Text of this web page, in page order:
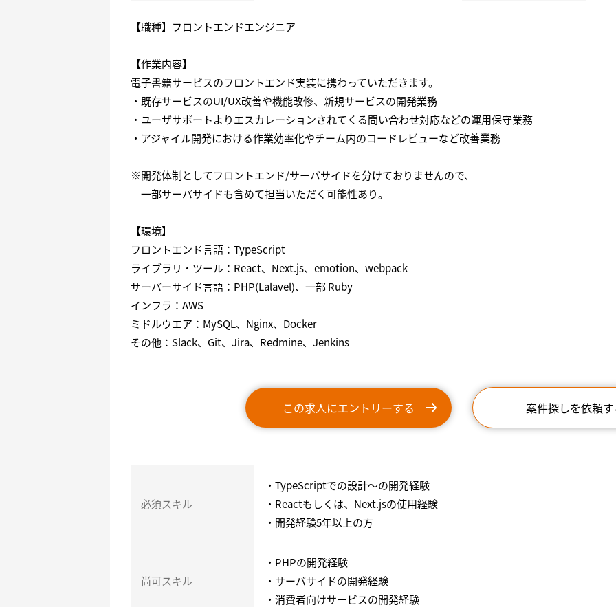
【職種】フロントエンドエンジニア
【作業内容】
電子書籍サービスのフロントエンド実装に携わっていただきます。
・既存サービスのUI/UX改善や機能改修、新規サービスの開発業務
・ユーザサポートよりエスカレーションされてくる問い合わせ対応などの運用保守業務
・アジャイル開発における作業効率化やチーム内のコードレビューなど改善業務
※開発体制としてフロントエンド/サーバサイドを分けておりませんので、
一部サーバサイドも含めて担当いただく可能性あり。
【環境】
フロントエンド言語：TypeScript
ライブラリ・ツール：React、Next.js、emotion、webpack
サーバーサイド言語：PHP(Lalavel)、一部 Ruby
インフラ：AWS
ミドルウエア：MySQL、Nginx、Docker
その他：Slack、Git、Jira、Redmine、Jenkins
この求人にエントリーする 案件探しを依頼
必須スキル
・TypeScriptでの設計～の開発経験
・Reactもしくは、Next.jsの使用経験
・開発経験5年以上の方
尚可スキル
・PHPの開発経験
・サーバサイドの開発経験
・消費者向けサービスの開発経験